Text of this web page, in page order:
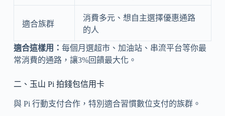
適合族群
消費多元、想自主選擇優惠通路
的人
適合這樣用： 每個月選超市、加油站、串流平台等你最
常消費的通路，讓3%回饋最大化。
二、玉山 Pi 拍錢包信用卡
與 Pi 行動支付合作，特別適合習慣數位支付的族群。